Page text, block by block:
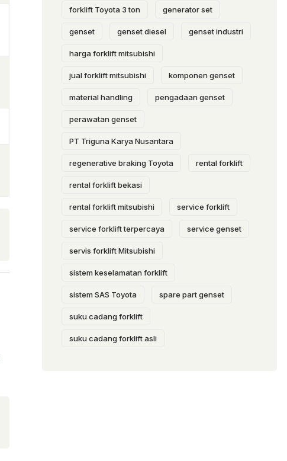
forklift Toyota 3 ton generator set
genset genset diesel genset industri
harga forklift mitsubishi
jual forklift mitsubishi komponen genset
material handling pengadaan genset
perawatan genset
PT Triguna Karya Nusantara
regenerative braking Toyota rental forklift
rental forklift bekasi
rental forklift mitsubishi service forklift
service forklift terpercaya service genset
servis forklift Mitsubishi
sistem keselamatan forklift
sistem SAS Toyota spare part genset
suku cadang forklift
suku cadang forklift asli